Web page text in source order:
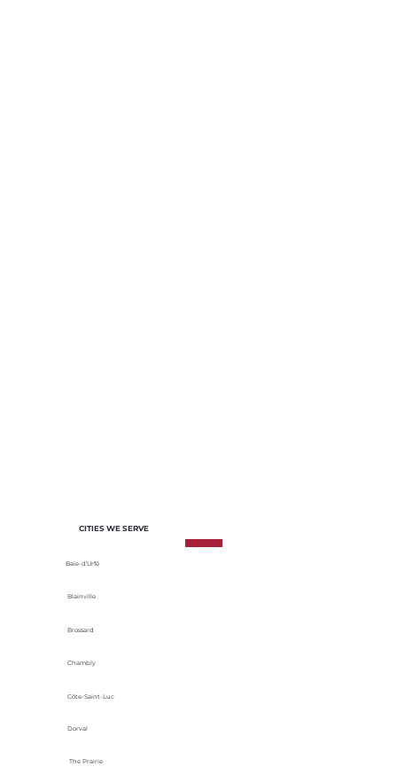
CITIES WE SERVE
Baie-d’Urfé
Blainville
Brossard
Chambly
Côte-Saint-Luc
Dorval
The Prairie